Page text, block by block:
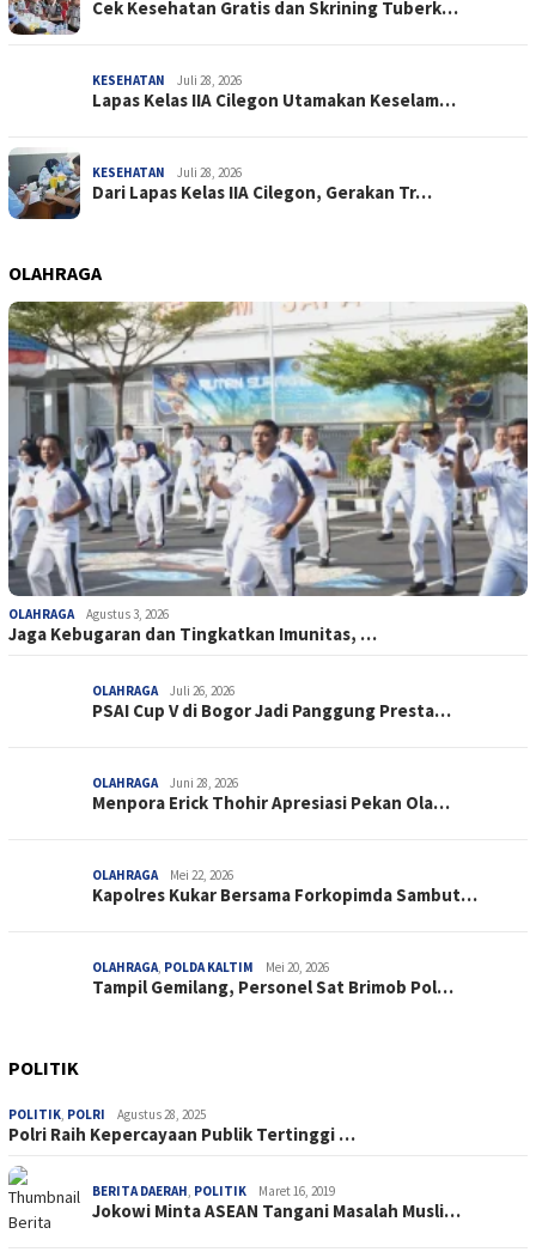
Cek Kesehatan Gratis dan Skrining Tuberk…
KESEHATAN Juli 28, 2026
Lapas Kelas IIA Cilegon Utamakan Keselam…
KESEHATAN Juli 28, 2026
Dari Lapas Kelas IIA Cilegon, Gerakan Tr…
OLAHRAGA
OLAHRAGA Agustus 3, 2026
Jaga Kebugaran dan Tingkatkan Imunitas, …
OLAHRAGA Juli 26, 2026
PSAI Cup V di Bogor Jadi Panggung Presta…
OLAHRAGA Juni 28, 2026
Menpora Erick Thohir Apresiasi Pekan Ola…
OLAHRAGA Mei 22, 2026
Kapolres Kukar Bersama Forkopimda Sambut…
OLAHRAGA, POLDA KALTIM Mei 20, 2026
Tampil Gemilang, Personel Sat Brimob Pol…
POLITIK
POLITIK, POLRI Agustus 28, 2025
Polri Raih Kepercayaan Publik Tertinggi …
BERITA DAERAH, POLITIK Maret 16, 2019
Jokowi Minta ASEAN Tangani Masalah Musli…